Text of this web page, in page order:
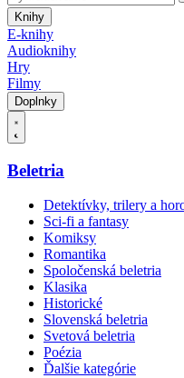
Knihy
E-knihy
Audioknihy
Hry
Filmy
Doplnky
Beletria
Detektívky, trilery a
Sci-fi a fantasy
Komiksy
Romantika
Spoločenská beletria
Klasika
Historické
Slovenská beletria
Svetová beletria
Poézia
Ďalšie kategórie